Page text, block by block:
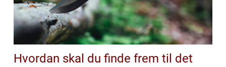
Hvordan skal du finde frem til det